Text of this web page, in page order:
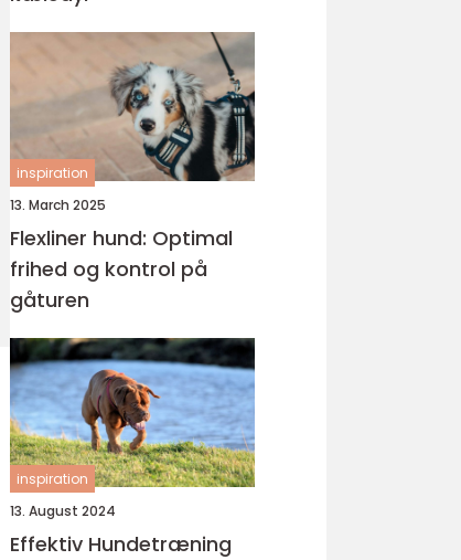
inspiration
13. March 2025
Flexliner hund: Optimal
frihed og kontrol på
gåturen
inspiration
13. August 2024
Effektiv Hundetræning